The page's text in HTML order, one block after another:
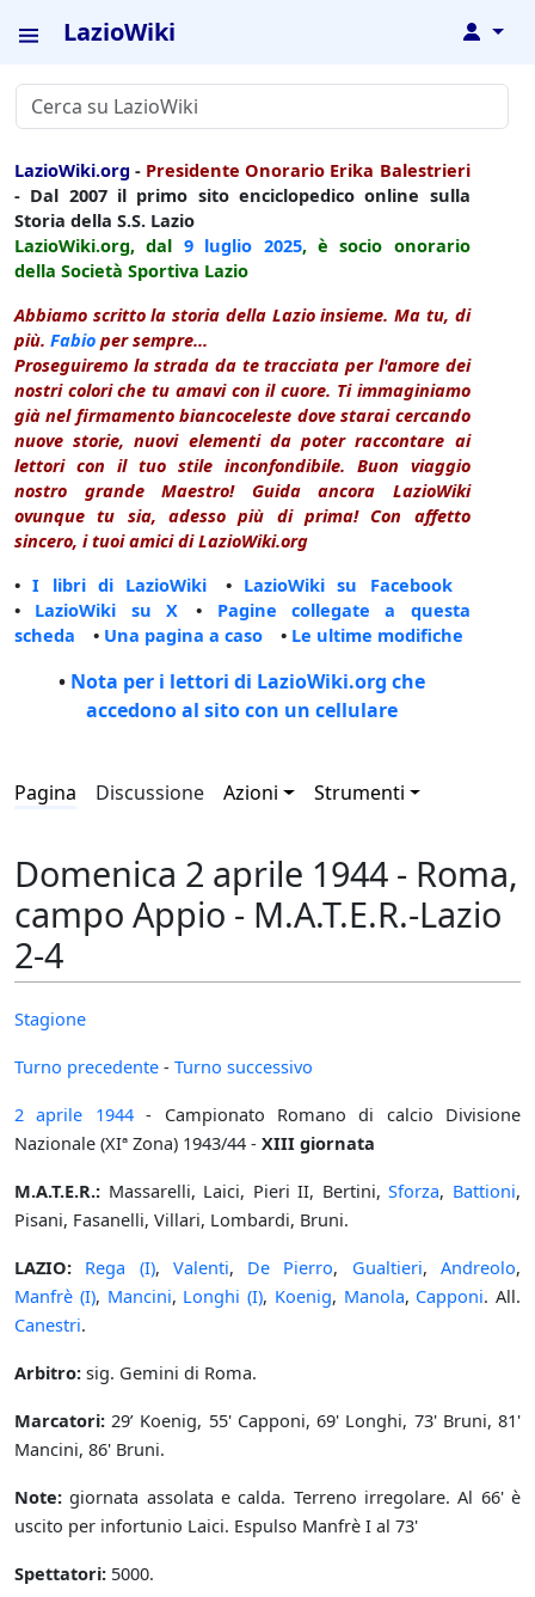
LazioWiki ↓
LazioWiki.org - Presidente Onorario Erika Balestrieri
- Dal 2007 il primo sito enciclopedico online sulla
Storia della S.S. Lazio
LazioWiki.org, dal 9 luglio 2025, è socio onorario
della Società Sportiva Lazio
Abbiamo scritto la storia della Lazio insieme. Ma tu, di
più. Fabio per sempre...
Proseguiremo la strada da te tracciata per l'amore dei
nostri colori che tu amavi con il cuore. Ti immaginiamo
già nel firmamento biancoceleste dove starai cercando
nuove storie, nuovi elementi da poter raccontare ai
lettori con il tuo stile inconfondibile. Buon viaggio
nostro grande Maestro! Guida ancora LazioWiki
ovunque tu sia, adesso più di prima! Con affetto
sincero, i tuoi amici di LazioWiki.org
•I libri di LazioWiki • LazioWiki su Facebook
• LazioWiki su X • Pagine collegate a questa
scheda • Una pagina a caso • Le ultime modifiche
• Nota per i lettori di LazioWiki.org che
accedono al sito con un cellulare
Pagina Discussione Azioni Strumenti
Domenica 2 aprile 1944 - Roma,
campo Appio - M.A.T.E.R.-Lazio
2-4
Stagione
Turno precedente - Turno successivo
2 aprile 1944- Campionato Romano di calcio Divisione
Nazionale (XIª Zona) 1943/44 - XIII giornata
M.A.T.E.R.: Massarelli, Laici, Pieri II, Bertini,Sforza, Battioni,
Pisani, Fasanelli, Villari, Lombardi, Bruni.
LAZIO: Rega (I), Valenti, De Pierro, Gualtieri,Andreolo,
Manfrè (I), Mancini, Longhi (I), Koenig, Manola, Capponi. All.
Canestri.
Arbitro: sig. Gemini di Roma.
Marcatori: 29’ Koenig, 55' Capponi, 69' Longhi, 73' Bruni, 81'
Mancini, 86' Bruni.
Note: giornata assolata e calda. Terreno irregolare. Al 66' è
uscito per infortunio Laici. Espulso Manfrè I al 73'
Spettatori: 5000.